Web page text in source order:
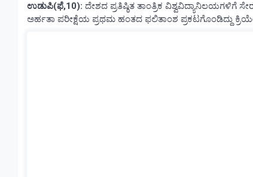
ಉಡುಪಿ(ಫೆ,10): ದೇಶದ ಪ್ರತಿಷ್ಠಿತ ತಾಂತ್ರಿಕ ವಿಶ್ವವಿದ್ಯಾನಿಲಯಗಳಿಗೆ
ಅರ್ಹತಾ ಪರೀಕ್ಷೆಯ ಪ್ರಥಮ ಹಂತದ ಫಲಿತಾಂಶ ಪ್ರಕಟಗೊಂಡಿದ್ದು